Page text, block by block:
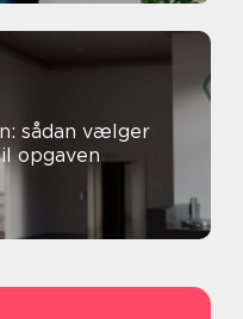
sådan vælger
opgaven